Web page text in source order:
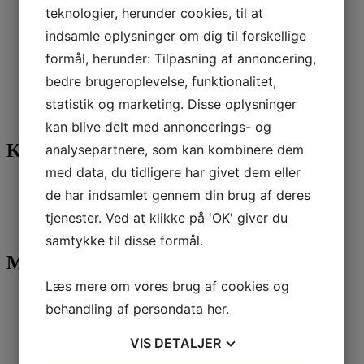
april 2018
marts 2018
februar 2018
december 2017
september 2017
marts 2016
Kategorier
Faglig viden
Publikationer
Uncategorized
Meta
Indlægsfeed
teknologier, herunder cookies, til at
indsamle oplysninger om dig til forskellige
formål, herunder: Tilpasning af annoncering,
bedre brugeroplevelse, funktionalitet,
statistik og marketing. Disse oplysninger
kan blive delt med annoncerings- og
analysepartnere, som kan kombinere dem
med data, du tidligere har givet dem eller
de har indsamlet gennem din brug af deres
tjenester. Ved at klikke på 'OK' giver du
samtykke til disse formål.
Læs mere om vores brug af cookies og
behandling af persondata her.
VIS DETALJER